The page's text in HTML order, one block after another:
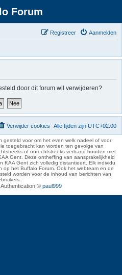
Forum
Aanmelden
Registreer
door dit forum wil verwijderen?
Alle tijden zijn UTC+02:00
Verwijder cookies
gesteld voor om het even welk nadeel of voor
toegebracht kan worden ten gevolge van
of onrechtstreeks verband houden met
Gent. Deze ontheffing van aansprakelijkheid
KAA Gent zich volledig distantieert. Elk individu
op het Buffalo Forum. Ook het webteam en de
worden voor de inhoud van berichten van
© paul999